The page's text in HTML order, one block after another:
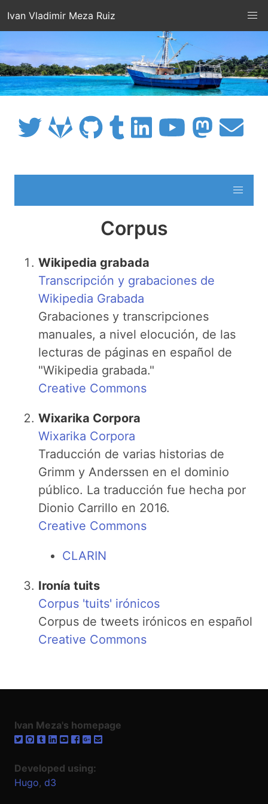
Ivan Vladimir Meza Ruiz
Corpus
Wikipedia grabada
Transcripción y grabaciones de
Wikipedia Grabada
Grabaciones y transcripciones
manuales, a nivel elocución, de las
lecturas de páginas en español de
"Wikipedia grabada."
Creative Commons
Wixarika Corpora
Wixarika Corpora
Traducción de varias historias de
Grimm y Anderssen en el dominio
público. La traducción fue hecha por
Dionio Carrillo en 2016.
Creative Commons
CLARIN
Ironía tuits
Corpus 'tuits' irónicos
Corpus de tweets irónicos en español
Creative Commons
Ivan Meza's homepage
Developed using:
Hugo, d3